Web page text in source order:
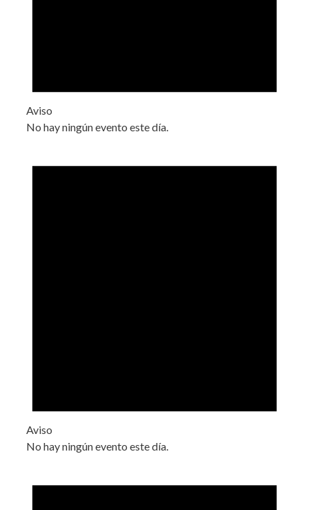
Aviso
No hay ningún evento este día.
Aviso
No hay ningún evento este día.